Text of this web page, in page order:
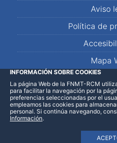
Aviso
Política de
Mapa
LinkedInFacebookWhatsApp
INFORMACIÓN SOBRE COOKIES
La página Web de la FNMT-RCM
para facilitar la navegación por la
preferencias seleccionadas por el
empleamos las cookies para
personal. Si continúa navegando,
Información.